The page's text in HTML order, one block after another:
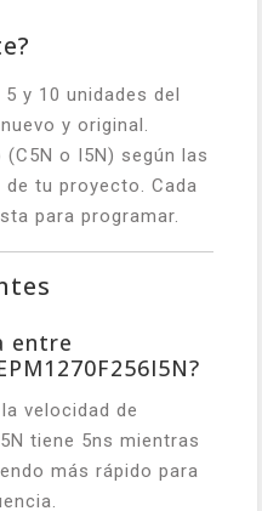
y 10 unidades del
y original.
o I5N) según las
tu proyecto. Cada
para programar.
entre
velocidad de
tiene 5ns mientras
más rápido para